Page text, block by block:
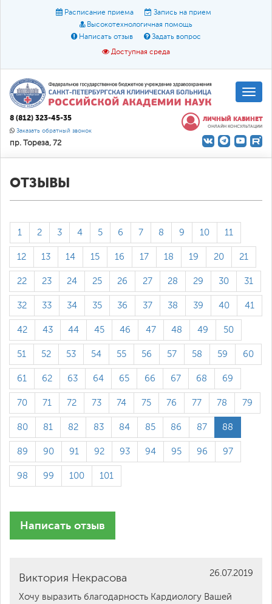
Расписание приема
Запись на прием
Высокотехнологичная помощь
Написать отзыв
Задать вопрос
Доступная среда
Размер шрифта: A A A
Цвет:
8 (812) 323-45-35
Заказать обратный звонок
пр. Тореза, 72
ЛИЧНЫЙ КАБИНЕТ
ОНЛАЙН КОНСУЛЬТАЦИИ
ОТЗЫВЫ
1 2 3 4 5 6 7 8 9 10 11
12 13 14 15 16 17 18 19 20 21
22 23 24 25 26 27 28 29 30 31
32 33 34 35 36 37 38 39 40 41
42 43 44 45 46 47 48 49 50
51 52 53 54 55 56 57 58 59 60
61 62 63 64 65 66 67 68 69
70 71 72 73 74 75 76 77 78 79
80 81 82 83 84 85 86 87 88
89 90 91 92 93 94 95 96 97
98 99 100 101
Написать отзыв
26.07.2019
Виктория Некрасова
Хочу выразить благодарность Кардиологу Вашей